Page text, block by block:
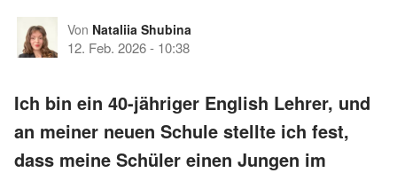
Von Nataliia Shubina
12. Feb. 2026- 10:38
Ich bin ein 40-jähriger English Lehrer, und
an meiner neuen Schule stellte ich fest,
dass meine Schüler einen Jungen im